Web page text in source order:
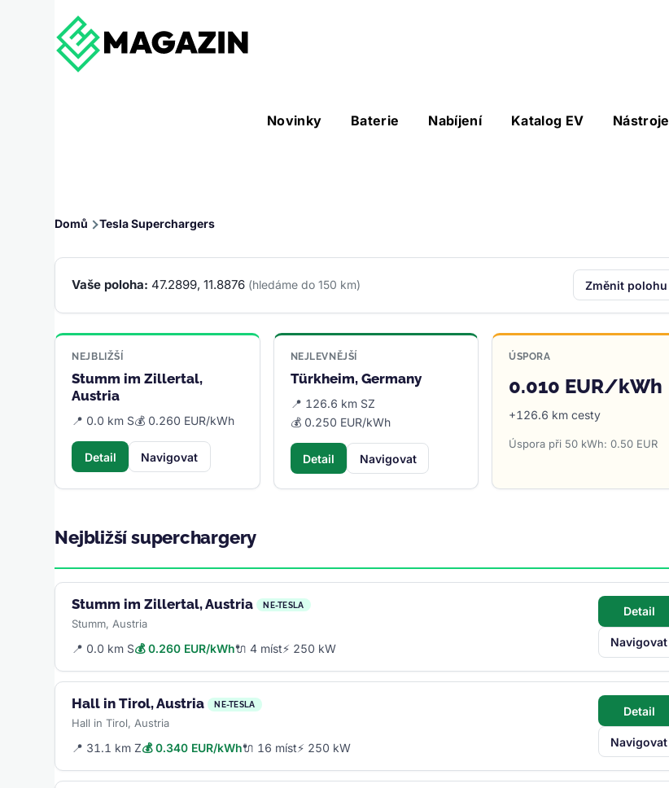
Hlavní
Novinky Baterie Nabíjení Katalog EV Nástroje
Nástroje sub-navigation
Drobečková
navigace
Domů Tesla Superchargers
Vaše poloha: 47.2899, 11.8876 (hledáme do 150 km) Změnit polohu
NEJBLIŽŠÍ
Stumm im Zillertal,
Austria
📍 0.0 km S💰 0.260 EUR/kWh
Detail Navigovat
NEJLEVNĚJŠÍ
Türkheim, Germany
📍 126.6 km SZ
💰 0.250 EUR/kWh
Detail Navigovat
ÚSPORA
0.010 EUR/kWh
+126.6 km cesty
Úspora při 50 kWh: 0.50 EUR
Nejbližší superchargery
Stumm im Zillertal, Austria NE-TESLA
Stumm, Austria
📍 0.0 km S💰 0.260 EUR/kWh🔌 4 míst⚡ 250 kW
Detail
Navigovat
Hall in Tirol, Austria NE-TESLA
Hall in Tirol, Austria
📍 31.1 km Z💰 0.340 EUR/kWh🔌 16 míst⚡ 250 kW
Detail
Navigovat